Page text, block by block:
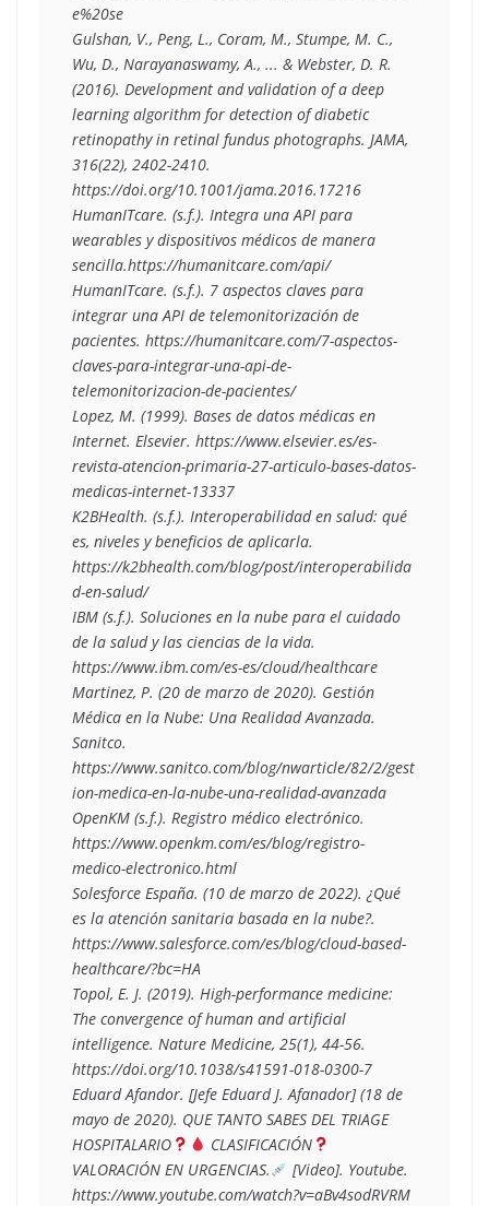
e%20se
Gulshan, V., Peng, L., Coram, M., Stumpe, M. C.,
Wu, D., Narayanaswamy, A., ... & Webster, D. R.
(2016). Development and validation of a deep
learning algorithm for detection of diabetic
retinopathy in retinal fundus photographs. JAMA,
316(22), 2402-2410.
https://doi.org/10.1001/jama.2016.17216
HumanITcare. (s.f.). Integra una API para
wearables y dispositivos médicos de manera
sencilla.https://humanitcare.com/api/
HumanITcare. (s.f.). 7 aspectos claves para
integrar una API de telemonitorización de
pacientes. https://humanitcare.com/7-aspectos-
claves-para-integrar-una-api-de-
telemonitorizacion-de-pacientes/
Lopez, M. (1999). Bases de datos médicas en
Internet. Elsevier. https://www.elsevier.es/es-
revista-atencion-primaria-27-articulo-bases-datos-
medicas-internet-13337
K2BHealth. (s.f.). Interoperabilidad en salud: qué
es, niveles y beneficios de aplicarla.
https://k2bhealth.com/blog/post/interoperabilida
d-en-salud/
IBM (s.f.). Soluciones en la nube para el cuidado
de la salud y las ciencias de la vida.
https://www.ibm.com/es-es/cloud/healthcare
Martinez, P. (20 de marzo de 2020). Gestión
Médica en la Nube: Una Realidad Avanzada.
Sanitco.
https://www.sanitco.com/blog/nwarticle/82/2/gest
ion-medica-en-la-nube-una-realidad-avanzada
OpenKM (s.f.). Registro médico electrónico.
https://www.openkm.com/es/blog/registro-
medico-electronico.html
Solesforce España. (10 de marzo de 2022). ¿Qué
es la atención sanitaria basada en la nube?.
https://www.salesforce.com/es/blog/cloud-based-
healthcare/?bc=HA
Topol, E. J. (2019). High-performance medicine:
The convergence of human and artificial
intelligence. Nature Medicine, 25(1), 44-56.
https://doi.org/10.1038/s41591-018-0300-7
Eduard Afandor. [Jefe Eduard J. Afanador] (18 de
mayo de 2020). QUE TANTO SABES DEL TRIAGE
HOSPITALARIO
CLASIFICACIÓN
VALORACIÓN EN URGENCIAS.
[Video]. Youtube.
https://www.youtube.com/watch?v=aBv4sodRVRM